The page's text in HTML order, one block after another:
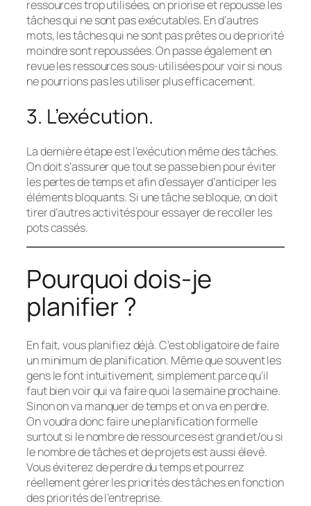
ressources trop utilisées, on priorise et repousse les
tâches qui ne sont pas exécutables. En d’autres
mots, les tâches qui ne sont pas prêtes ou de priorité
moindre sont repoussées. On passe également en
revue les ressources sous-utilisées pour voir si nous
ne pourrions pas les utiliser plus efficacement.
3. L’exécution.
La dernière étape est l’exécution même des tâches.
On doit s’assurer que tout se passe bien pour éviter
les pertes de temps et afin d’essayer d’anticiper les
éléments bloquants. Si une tâche se bloque, on doit
tirer d’autres activités pour essayer de recoller les
pots cassés.
Pourquoi dois-je
planifier ?
En fait, vous planifiez déjà. C’est obligatoire de faire
un minimum de planification. Même que souvent les
gens le font intuitivement, simplement parce qu’il
faut bien voir qui va faire quoi la semaine prochaine.
Sinon on va manquer de temps et on va en perdre.
On voudra donc faire une planification formelle
surtout si le nombre de ressources est grand et/ou si
le nombre de tâches et de projets est aussi élevé.
Vous éviterez de perdre du temps et pourrez
réellement gérer les priorités des tâches en fonction
des priorités de l’entreprise.